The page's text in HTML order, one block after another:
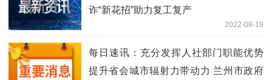
诈“新花招”助力复工复产
2022-08-19
每日速讯：充分发挥人社部门职能优势
提升省会城市辐射力带动力 兰州市政府